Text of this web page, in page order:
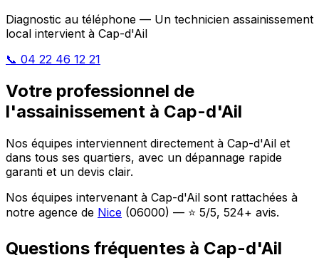
Diagnostic au téléphone — Un technicien assainissement
local intervient à Cap-d'Ail
📞 04 22 46 12 21
Votre professionnel de
l'assainissement à Cap-d'Ail
Nos équipes interviennent directement à Cap-d'Ail et
dans tous ses quartiers, avec un dépannage rapide
garanti et un devis clair.
Nos équipes intervenant à Cap-d'Ail sont rattachées à
notre agence de Nice (06000) — ⭐ 5/5, 524+ avis.
Questions fréquentes à Cap-d'Ail